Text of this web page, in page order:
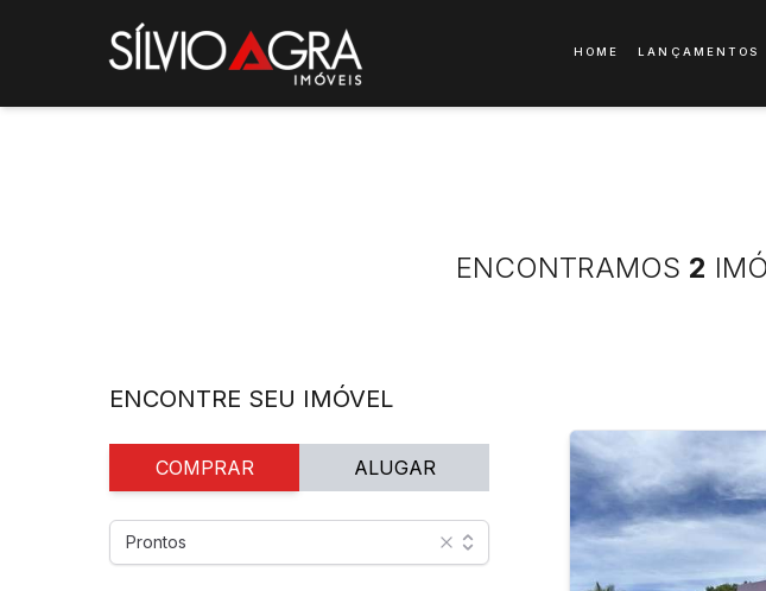
HOME LANÇAMENTOS
ENCONTRAMOS 2
ENCONTRE SEU IMÓVEL
COMPRAR ALUGAR
Prontos